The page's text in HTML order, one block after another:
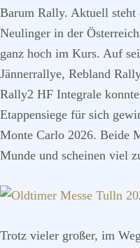
Barum Rally. Aktuell
Neulinger in der
ganz hoch im Kurs. Auf
Jännerrallye, Rebland
Rally2 HF Integrale
Etappensiege für sich
Monte Carlo 2026. Beide
Munde und scheinen viel
Trotz vieler großer, im